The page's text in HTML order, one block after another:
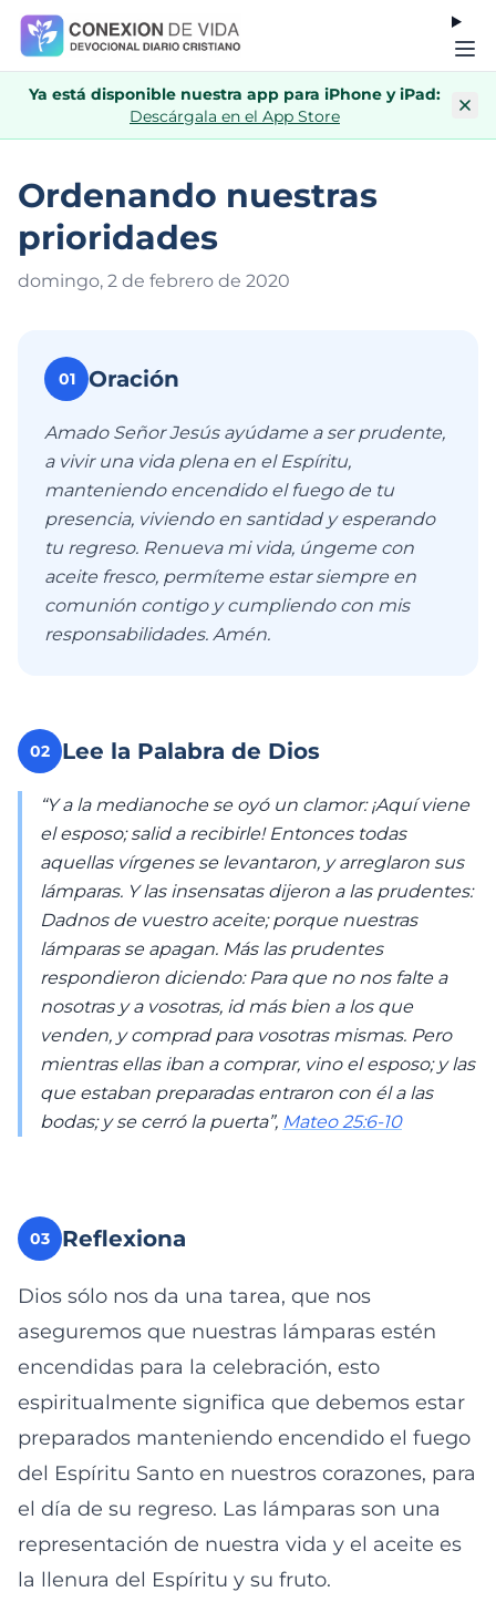
Ya está disponible nuestra app para iPhone y iPad:
Descárgala en el App Store
Ordenando nuestras
prioridades
domingo, 2 de febrero de 2020
01 Oración
Amado Señor Jesús ayúdame a ser prudente,
a vivir una vida plena en el Espíritu,
manteniendo encendido el fuego de tu
presencia, viviendo en santidad y esperando
tu regreso. Renueva mi vida, úngeme con
aceite fresco, permíteme estar siempre en
comunión contigo y cumpliendo con mis
responsabilidades. Amén.
02 Lee la Palabra de Dios
“Y a la medianoche se oyó un clamor: ¡Aquí viene
el esposo; salid a recibirle! Entonces todas
aquellas vírgenes se levantaron, y arreglaron sus
lámparas. Y las insensatas dijeron a las prudentes:
Dadnos de vuestro aceite; porque nuestras
lámparas se apagan. Más las prudentes
respondieron diciendo: Para que no nos falte a
nosotras y a vosotras, id más bien a los que
venden, y comprad para vosotras mismas. Pero
mientras ellas iban a comprar, vino el esposo; y las
que estaban preparadas entraron con él a las
bodas; y se cerró la puerta”, Mateo 25:6-10
03 Reflexiona
Dios sólo nos da una tarea, que nos
aseguremos que nuestras lámparas estén
encendidas para la celebración, esto
espiritualmente significa que debemos estar
preparados manteniendo encendido el fuego
del Espíritu Santo en nuestros corazones, para
el día de su regreso. Las lámparas son una
representación de nuestra vida y el aceite es
la llenura del Espíritu y su fruto.